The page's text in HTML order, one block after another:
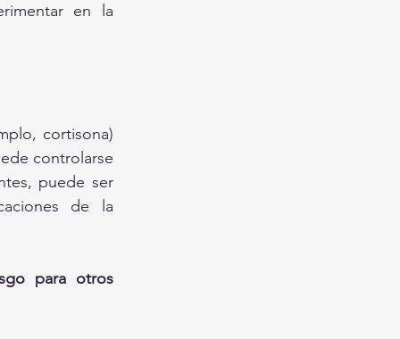
en la
cortisona)
controlarse
puede ser
de la
para otros